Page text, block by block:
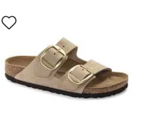
med
swatch-
vil
oppdatere
produktbildet